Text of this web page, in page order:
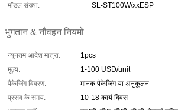
मॉडल संख्या:
SL-ST100W/xxESP
भुगतान & नौवहन नियमों
न्यूनतम आदेश मात्रा:
1pcs
मूल्य:
1-100 USD/unit
पैकेजिंग विवरण:
मानक पैकेजिंग या अनुकूलन
प्रसव के समय:
10-18 कार्य दिवस